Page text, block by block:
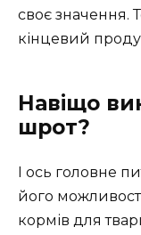
своє значення.
кінцевий
Навіщо
шрот?
І ось головне
його
кормів для